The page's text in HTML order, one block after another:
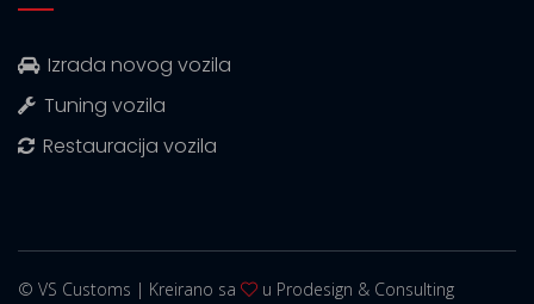
Izrada novog vozila
Tuning vozila
Restauracija vozila
© VS Customs | Kreirano sa u Prodesign & Consulting